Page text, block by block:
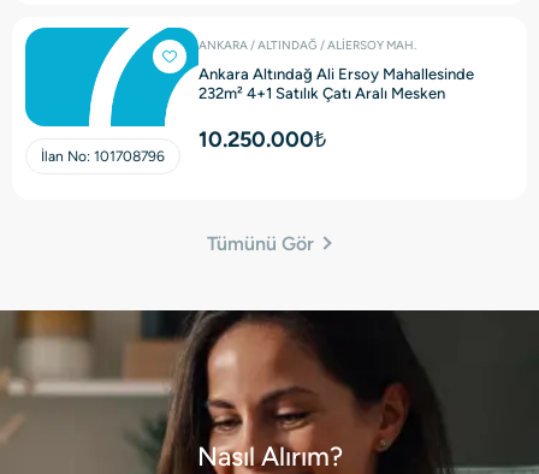
İlan No: 101708796
ANKARA / ALTINDAĞ / ALİERSOY MAH.
Ankara Altındağ Ali Ersoy Mahallesinde
232m² 4+1 Satılık Çatı Aralı Mesken
10.250.000₺
Tümünü Gör
Nasıl Alırım?